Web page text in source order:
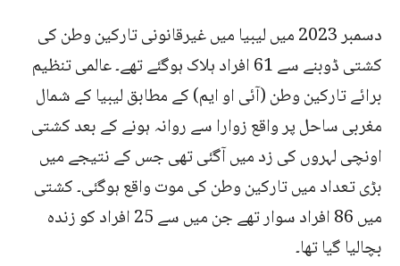
دسمبر 2023 میں لیبیا میں غیرقانونی تارکین وطن کی
کشتی ڈوبنے سے 61 افراد ہلاک ہوگئے تھے۔ عالمی تنظیم
برائے تارکین وطن (آئی او ایم) کے مطابق لیبیا کے شمال
مغربی ساحل پر واقع زوارا سے روانہ ہونے کے بعد کشتی
اونچی لہروں کی زد میں آگئی تھی جس کے نتیجے میں
بڑی تعداد میں تارکین وطن کی موت واقع ہوگئی۔ کشتی
میں 86 افراد سوار تھے جن میں سے 25 افراد کو زندہ
بچالیا گیا تھا۔